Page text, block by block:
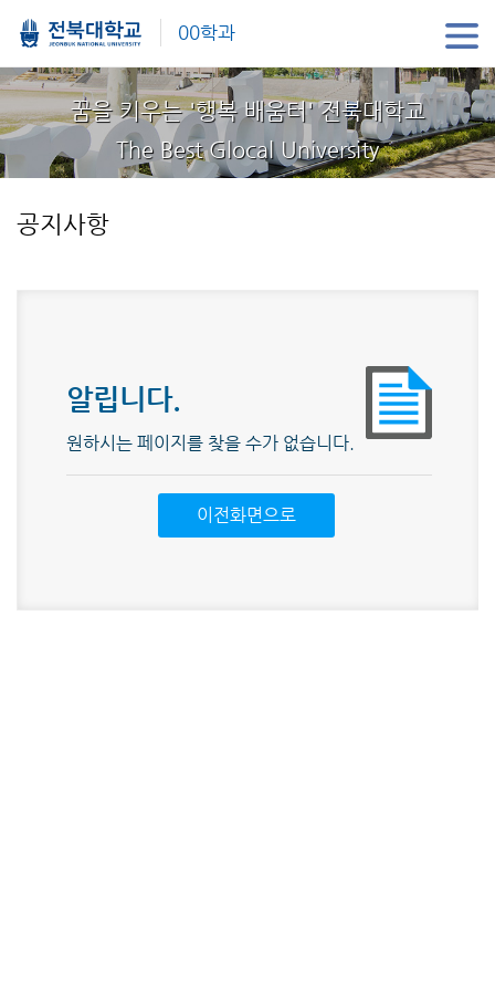
00학과
꿈을 키우는 '행복 배움터' 전북대학교
The Best Glocal University
공지사항
알립니다.
원하시는 페이지를 찾을 수가 없습니다.